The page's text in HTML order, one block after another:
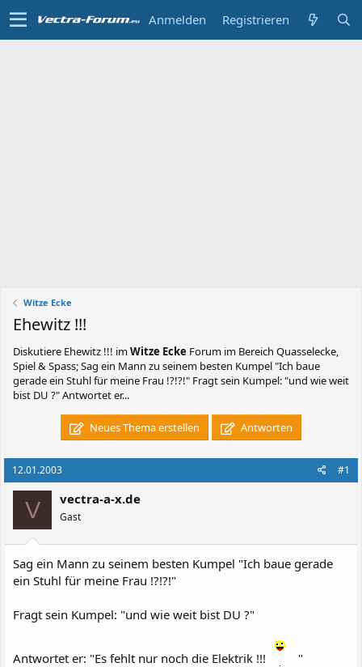
Anmelden Registrieren
Witze Ecke
Ehewitz !!!
Diskutiere Ehewitz !!! imWitze Ecke Forum im Bereich Quasselecke,
Spiel & Spass; Sag ein Mann zu seinem besten Kumpel "Ich baue
gerade ein Stuhl für meine Frau !?!?!" Fragt sein Kumpel: "und wie weit
bist DU ?" Antwortet er...
Neues Thema erstellen Antworten
12.01.2003 #1
V vectra-a-x.de
Gast
Sag ein Mann zu seinem besten Kumpel "Ich baue gerade
ein Stuhl für meine Frau !?!?!"
Fragt sein Kumpel: "und wie weit bist DU ?"
Antwortet er: "Es fehlt nur noch die Elektrik !!! "